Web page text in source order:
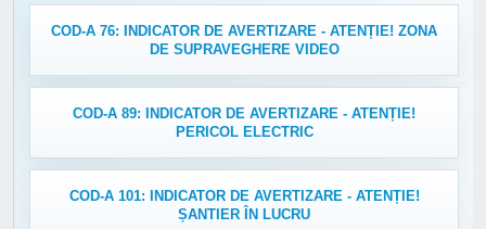
COD-A 76: INDICATOR DE AVERTIZARE - ATENȚIE! ZONA
DE SUPRAVEGHERE VIDEO
COD-A 89: INDICATOR DE AVERTIZARE - ATENȚIE!
PERICOL ELECTRIC
COD-A 101: INDICATOR DE AVERTIZARE - ATENȚIE!
ȘANTIER ÎN LUCRU